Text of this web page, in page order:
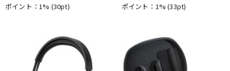
ポイント：1% (30pt) ポイント：1%(33pt)